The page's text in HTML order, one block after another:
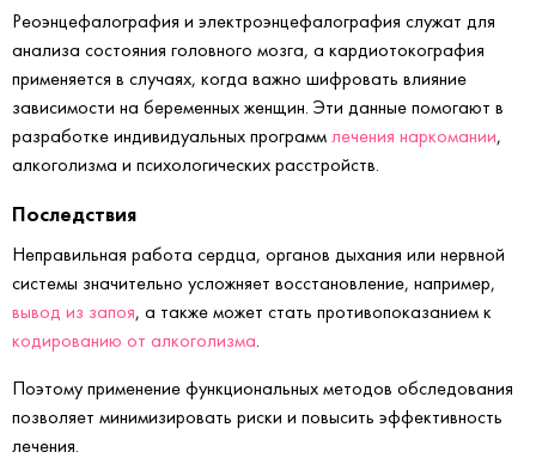
Реоэнцефалография и электроэнцефалография служат для
анализа состояния головного мозга, а кардиотокография
применяется в случаях, когда важно шифровать влияние
зависимости на беременных женщин. Эти данные помогают в
разработке индивидуальных программ лечения наркомании,
алкоголизма и психологических расстройств.
Последствия
Неправильная работа сердца, органов дыхания или нервной
системы значительно усложняет восстановление, например,
вывод из запоя, а также может стать противопоказанием к
кодированию от алкоголизма.
Поэтому применение функциональных методов обследования
позволяет минимизировать риски и повысить эффективность
лечения.